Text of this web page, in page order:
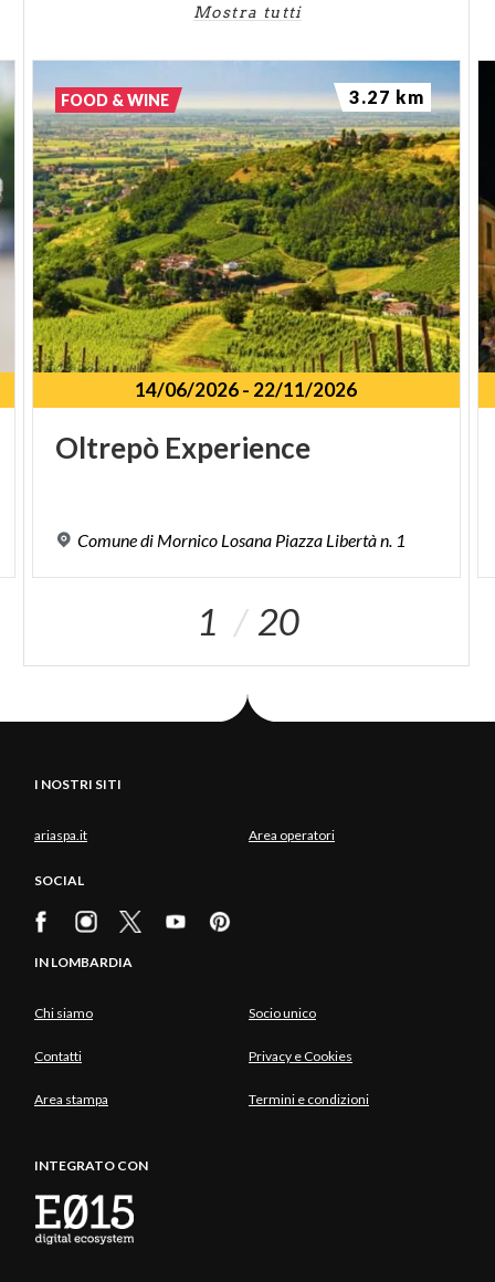
Mostra tutti
14/06/2026- 22/11/2026
Oltrepò Experience
Comunedi Mornico Losana Piazza Libertàn. 1
FOOD & WINE 3.27 km
1 20
I NOSTRI SITI
ariaspa.it Area operatori
SOCIAL
IN LOMBARDIA
Chi siamo Socio unico
Contatti Privacy e Cookies
Area stampa Termini e condizioni
INTEGRATO CON